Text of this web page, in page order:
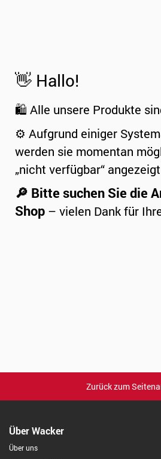
👋 Hallo!
🛍️ Alle unsere Produkte
⚙️ Aufgrund einiger
werden sie momentan
„nicht verfügbar“
🔎 Bitte suchen Sie die
Shop – vielen Dank für
Zurück zum
Über Wacker
Über uns